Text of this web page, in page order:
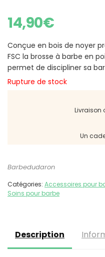
14,90€
Conçue en bois de noyer
FSC la brosse à barbe en
permet de discipliner sa
Rupture de stock
Livraison
Un
Barbedudaron
Catégories: Accessoires pour
Soins pour barbe
Description